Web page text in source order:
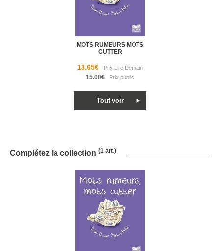
MOTS RUMEURS MOTS
CUTTER
13.65€
15.00€
Complétez la collection (1 art.)